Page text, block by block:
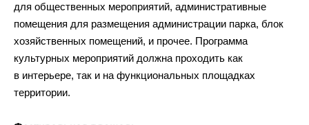
для общественных мероприятий, административные
помещения для размещения администрации парка, блок
хозяйственных помещений, и прочее. Программа
культурных мероприятий должна проходить как
в интерьере, так и на функциональных площадках
территории.